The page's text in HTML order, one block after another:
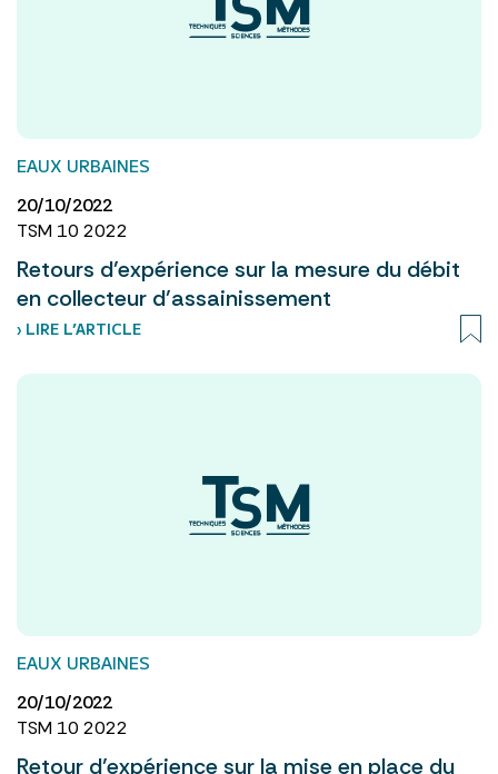
EAUX URBAINES
20/10/2022
TSM 10 2022
Retours d’expérience sur la mesure du débit
en collecteur d’assainissement
› LIRE L’ARTICLE
EAUX URBAINES
20/10/2022
TSM 10 2022
Retour d’expérience sur la mise en place du